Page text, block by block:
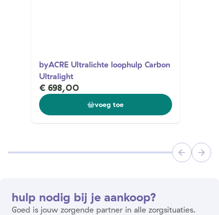
byACRE Ultralichte loophulp Carbon
Ultralight
€ 698,00
voeg toe
hulp nodig bij je aankoop?
Goed is jouw zorgende partner in alle zorgsituaties.